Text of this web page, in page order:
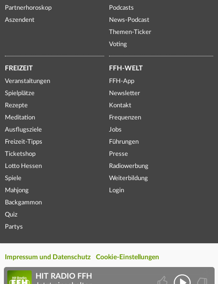
Partnerhoroskop
Aszendent
Podcasts
News-Podcast
Themen-Ticker
Voting
FREIZEIT
Veranstaltungen
Spielplätze
Rezepte
Meditation
Ausflugsziele
Freizeit-Tipps
Ticketshop
Lotto Hessen
Spiele
Mahjong
Backgammon
Quiz
Partys
FFH-WELT
FFH-App
Newsletter
Kontakt
Frequenzen
Jobs
Führungen
Presse
Radiowerbung
Weiterbildung
Login
Impressum und Datenschutz Cookie-Einstellungen
HIT RADIO FFH